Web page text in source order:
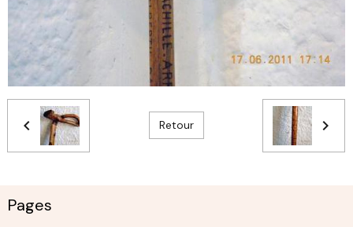
Retour
Pages